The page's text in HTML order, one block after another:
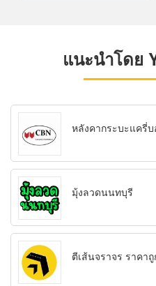
แนะนำโดย
หลังคากระบะแครี่บ
มุ้งลวดนนทบุรี
ตีเส้นจราจร ราคา